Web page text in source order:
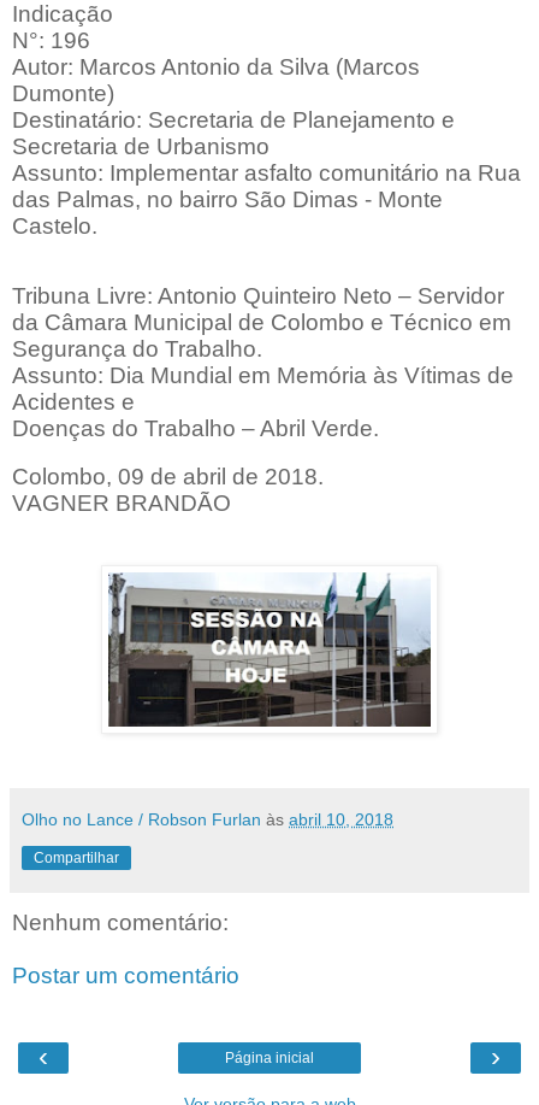
Indicação
N°: 196
Autor: Marcos Antonio da Silva (Marcos
Dumonte)
Destinatário: Secretaria de Planejamento e
Secretaria de Urbanismo
Assunto: Implementar asfalto comunitário na Rua
das Palmas, no bairro São Dimas - Monte
Castelo.
Tribuna Livre: Antonio Quinteiro Neto – Servidor
da Câmara Municipal de Colombo e Técnico em
Segurança do Trabalho.
Assunto: Dia Mundial em Memória às Vítimas de
Acidentes e
Doenças do Trabalho – Abril Verde.
Colombo, 09 de abril de 2018.
VAGNER BRANDÃO
Olho no Lance / Robson Furlan às abril 10, 2018
Compartilhar
Nenhum comentário:
Postar um comentário
‹ ›
Página inicial